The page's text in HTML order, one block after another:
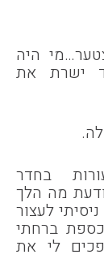
היה
ישרת את
בחדר
מה הלך
לעצור
ברחתי
לי את